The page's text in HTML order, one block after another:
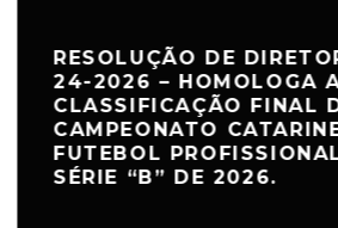
RESOLUÇÃO DE
24-2026 – HOMOLOGA
CLASSIFICAÇÃO FINAL
CAMPEONATO
FUTEBOL
SÉRIE “B” DE 2026.